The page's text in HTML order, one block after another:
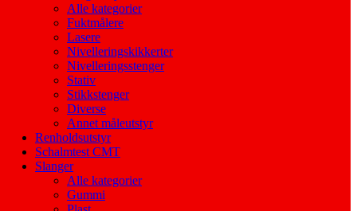
Alle kategorier
Fuktmålere
Lasere
Nivelleringskikkerter
Nivelleringsstenger
Stativ
Stikkstenger
Diverse
Annet måleutstyr
Renholdsutstyr
Schalmtest CMT
Slanger
Alle kategorier
Gummi